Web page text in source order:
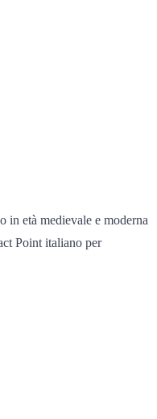
età medievale e moderna
Point italiano per